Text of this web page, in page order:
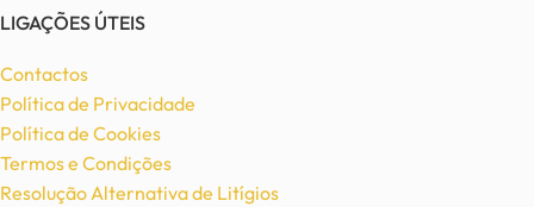
LIGAÇÕES ÚTEIS
Contactos
Política de Privacidade
Política de Cookies
Termos e Condições
Resolução Alternativa de Litígios